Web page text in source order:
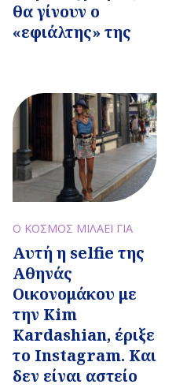
θα γίνουν ο
«εφιάλτης» της
Ο ΚΟΣΜΟΣ ΜΙΛΑΕΙ ΓΙΑ
Αυτή η selfie της
Αθηνάς
Οικονομάκου με
την Kim
Kardashian, έριξε
το Instagram. Και
δεν είναι αστείο